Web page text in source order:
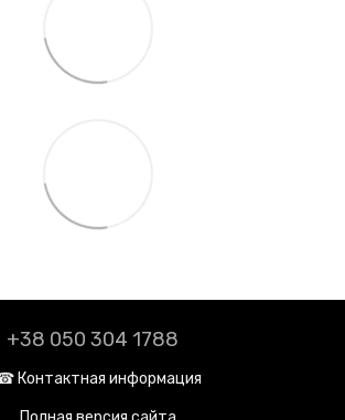
+38 050 304 1788
Контактная информация